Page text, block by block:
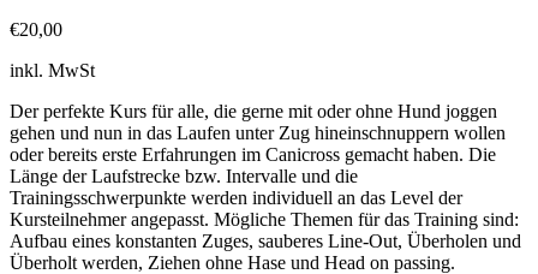
€20,00
inkl. MwSt
Der perfekte Kurs für alle, die gerne mit oder ohne Hund joggen
gehen und nun in das Laufen unter Zug hineinschnuppern wollen
oder bereits erste Erfahrungen im Canicross gemacht haben. Die
Länge der Laufstrecke bzw. Intervalle und die
Trainingsschwerpunkte werden individuell an das Level der
Kursteilnehmer angepasst. Mögliche Themen für das Training sind:
Aufbau eines konstanten Zuges, sauberes Line-Out, Überholen und
Überholt werden, Ziehen ohne Hase und Head on passing.